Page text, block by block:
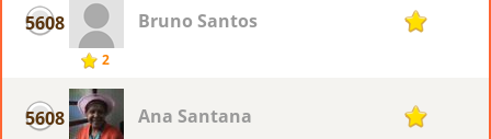
5608
2
Bruno Santos 1
5608 Ana Santana 1